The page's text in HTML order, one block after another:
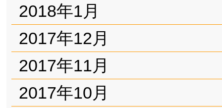
2018年1月
2017年12月
2017年11月
2017年10月